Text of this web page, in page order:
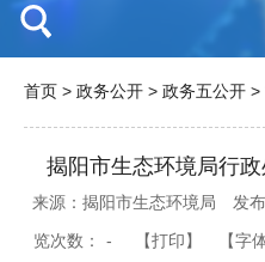
首页 > 政务公开 > 政务五公开 >
揭阳市生态环境局行政
来源：揭阳市生态环境局 发
览次数： - 【打印】 【字